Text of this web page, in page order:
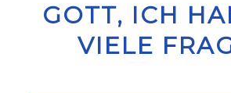
GOTT, ICH
VIELE